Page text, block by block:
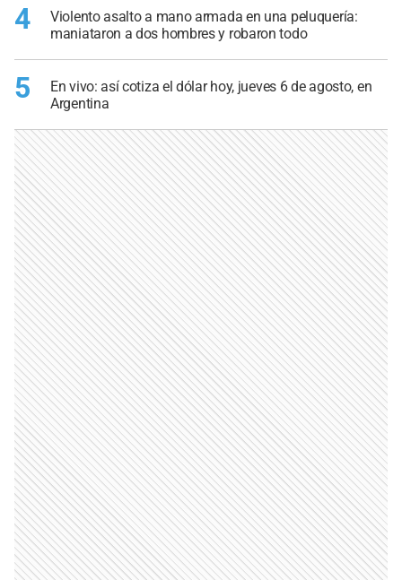
4
Violento asalto a mano armada en una peluquería:
maniataron a dos hombres y robaron todo
5
En vivo: así cotiza el dólar hoy, jueves 6 de agosto, en
Argentina